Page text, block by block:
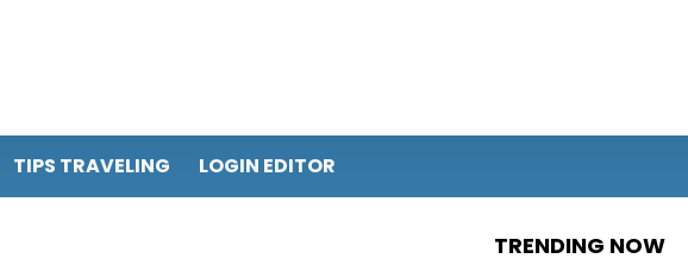
TIPS TRAVELING LOGIN EDITOR
TRENDING NOW